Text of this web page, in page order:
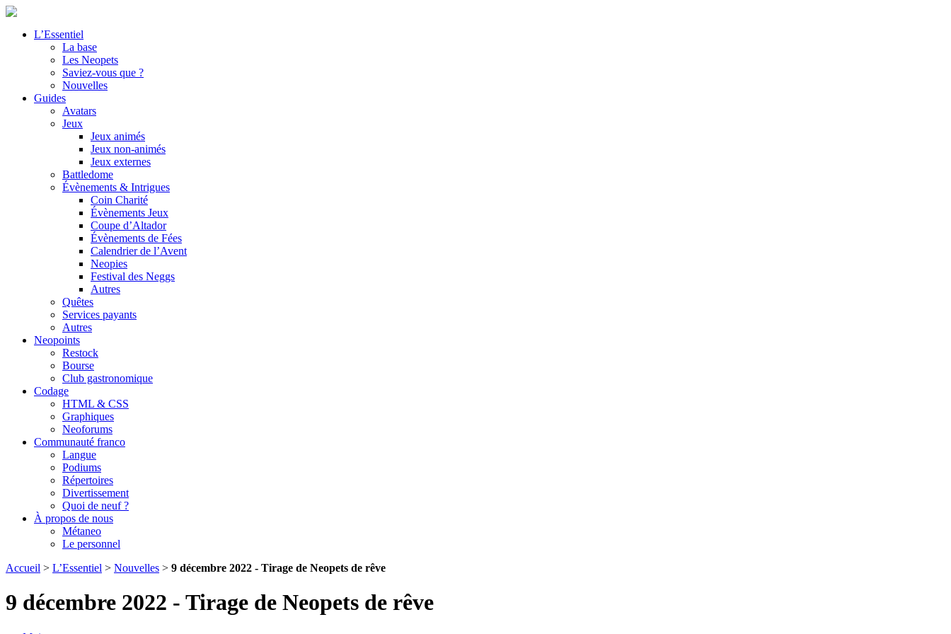
L’Essentiel
La base
Les Neopets
Saviez-vous que ?
Nouvelles
Guides
Avatars
Jeux
Jeux animés
Jeux non-animés
Jeux externes
Battledome
Évènements & Intrigues
Coin Charité
Évènements Jeux
Coupe d’Altador
Évènements de Fées
Calendrier de l’Avent
Neopies
Festival des Neggs
Autres
Quêtes
Services payants
Autres
Neopoints
Restock
Bourse
Club gastronomique
Codage
HTML & CSS
Graphiques
Neoforums
Communauté franco
Langue
Podiums
Répertoires
Divertissement
Quoi de neuf ?
À propos de nous
Métaneo
Le personnel
Accueil > L’Essentiel > Nouvelles > 9 décembre 2022 - Tirage de Neopets de rêve
9 décembre 2022 - Tirage de Neopets de rêve